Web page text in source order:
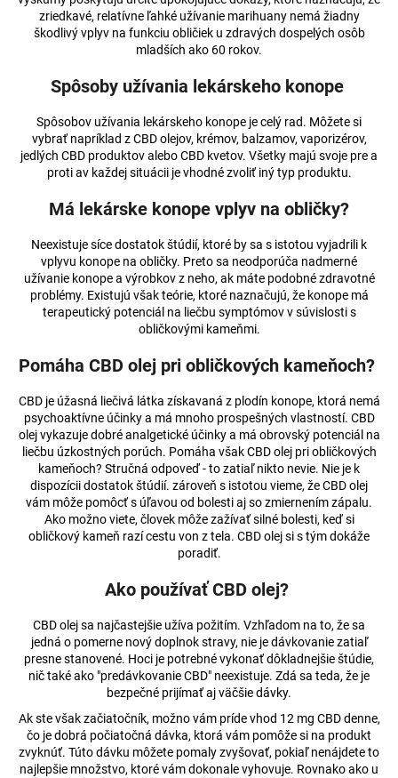
zriedkavé, relatívne ľahké užívanie marihuany nemá žiadny
škodlivý vplyv na funkciu obličiek u zdravých dospelých osôb
mladších ako 60 rokov.
Spôsoby užívania lekárskeho konope
Spôsobov užívania lekárskeho konope je celý rad. Môžete si
vybrať napríklad z CBD olejov, krémov, balzamov, vaporizérov,
jedlých CBD produktov alebo CBD kvetov. Všetky majú svoje pre a
proti av každej situácii je vhodné zvoliť iný typ produktu.
Má lekárske konope vplyv na obličky?
Neexistuje síce dostatok štúdií, ktoré by sa s istotou vyjadrili k
vplyvu konope na obličky. Preto sa neodporúča nadmerné
užívanie konope a výrobkov z neho, ak máte podobné zdravotné
problémy. Existujú však teórie, ktoré naznačujú, že konope má
terapeutický potenciál na liečbu symptómov v súvislosti s
obličkovými kameňmi.
Pomáha CBD olej pri obličkových kameňoch?
CBD je úžasná liečivá látka získavaná z plodín konope, ktorá nemá
psychoaktívne účinky a má mnoho prospešných vlastností. CBD
olej vykazuje dobré analgetické účinky a má obrovský potenciál na
liečbu úzkostných porúch. Pomáha však CBD olej pri obličkových
kameňoch? Stručná odpoveď - to zatiaľ nikto nevie. Nie je k
dispozícii dostatok štúdií. zároveň s istotou vieme, že CBD olej
vám môže pomôcť s úľavou od bolesti aj so zmiernením zápalu.
Ako možno viete, človek môže zažívať silné bolesti, keď si
obličkový kameň razí cestu von z tela. CBD olej si s tým dokáže
poradiť.
Ako používať CBD olej?
CBD olej sa najčastejšie užíva požitím. Vzhľadom na to, že sa
jedná o pomerne nový doplnok stravy, nie je dávkovanie zatiaľ
presne stanovené. Hoci je potrebné vykonať dôkladnejšie štúdie,
nič také ako "predávkovanie CBD" neexistuje. Zdá sa teda, že je
bezpečné prijímať aj väčšie dávky.
Ak ste však začiatočník, možno vám príde vhod 12 mg CBD denne,
čo je dobrá počiatočná dávka, ktorá vám pomôže si na produkt
zvyknúť. Túto dávku môžete pomaly zvyšovať, pokiaľ nenájdete to
najlepšie množstvo, ktoré vám dokonale vyhovuje. Rovnako ako u